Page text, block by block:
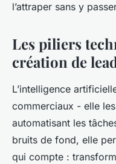
l’attraper sans y
Les piliers
création de
L’intelligence
commerciaux - elle
automatisant les
bruits de fond, elle
qui compte :